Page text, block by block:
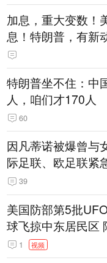
加息，重大变数！
息！特朗普，有新
特朗普坐不住：中
人，咱们才170人
60
因凡蒂诺被爆曾与
际足联、欧足联紧
39
美国防部第5批
球飞掠中东居民区
角形遮蔽星光
1 视频